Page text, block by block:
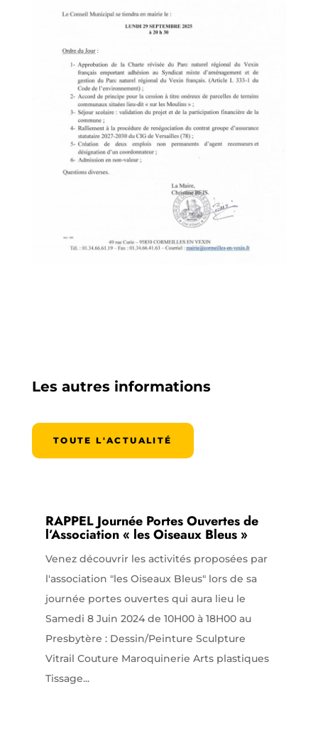
Les autres informations
TOUTE L'ACTUALITÉ
RAPPEL Journée Portes Ouvertes de
l’Association « les Oiseaux Bleus »
Venez découvrir les activités proposées par
l'association "les Oiseaux Bleus" lors de sa
journée portes ouvertes qui aura lieu le
Samedi 8 Juin 2024 de 10H00 à 18H00 au
Presbytère : Dessin/Peinture Sculpture
Vitrail Couture Maroquinerie Arts plastiques
Tissage...